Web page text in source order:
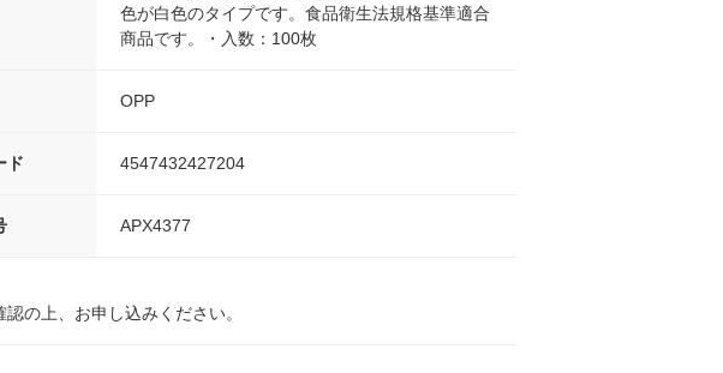
色が白色のタイプです。食品衛生法規格基準適合
商品です。・入数：100枚
OPP
ド 4547432427204
APX4377
の上、お申し込みください。